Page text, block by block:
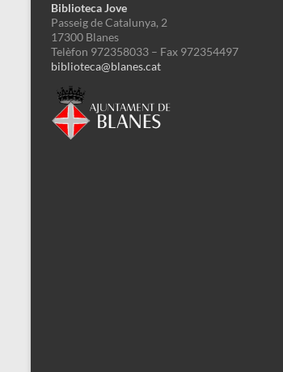
Biblioteca Jove
Passeig de Catalunya, 2
17300 Blanes
Telèfon 972358033 – Fax 972354497
biblioteca@blanes.cat